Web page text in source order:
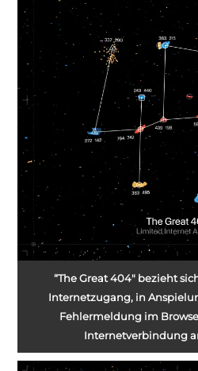
“The Great 404″ bezieht
Internetzugang, in
Fehlermeldung im
Internetverbindung